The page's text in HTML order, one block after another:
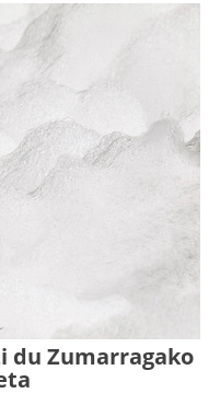
du Zumarragako